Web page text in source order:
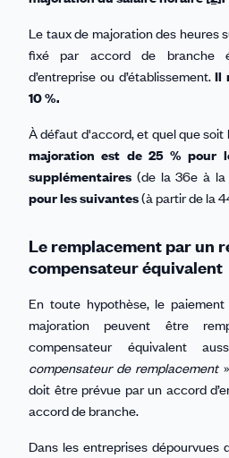
Le taux de majoration des heures
fixé par accord de branche
d’entreprise ou d’établissement.Il
10 %.
À défaut d'accord, et quel que soit
majoration est de 25 % pour
supplémentaires (de la 36e à la
pour les suivantes(à partir de la
Le remplacement par un
compensateur équivalent
En toute hypothèse, le
majoration peuvent être
compensateur équivalent
compensateur de remplacement
doit être prévue par un accord
accord de branche.
Dans les entreprises dépourvues